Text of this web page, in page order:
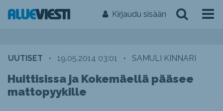
Kirjaudu sisään
UUTISET • 19.05.2014 03:01 • SAMULI KINNARI
Huittisissa ja Kokemäellä pääsee
mattopyykille